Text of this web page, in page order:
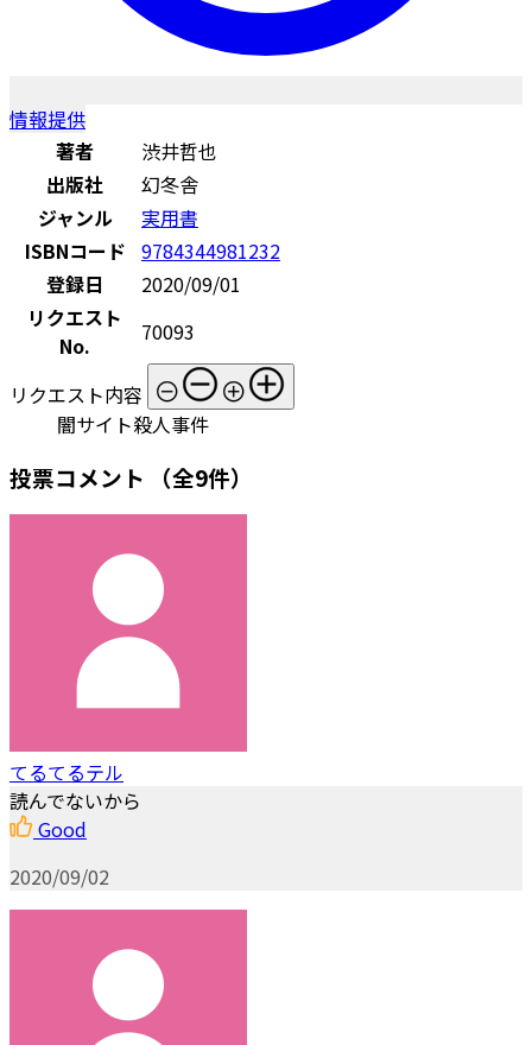
情報提供
著者
渋井哲也
出版社
幻冬舎
ジャンル
実用書
ISBNコード 9784344981232
登録日
2020/09/01
リクエスト
No.
70093
リクエスト内容
闇サイト殺人事件
投票コメント （全9件）
てるてるテル
読んでないから
Good
2020/09/02